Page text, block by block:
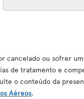
cancelado ou sofrer
de tratamento e
o conteúdo da
Aéreos.